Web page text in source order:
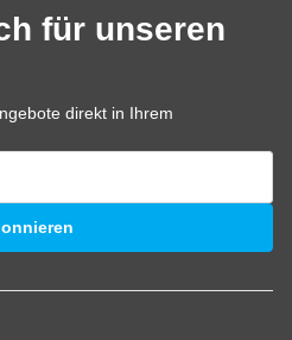
für unseren
direkt in Ihrem